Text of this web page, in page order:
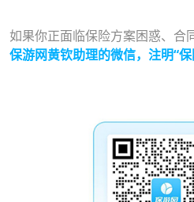
如果你正面临保险方案困惑、合
保游网黄钦助理的微信， 注明“